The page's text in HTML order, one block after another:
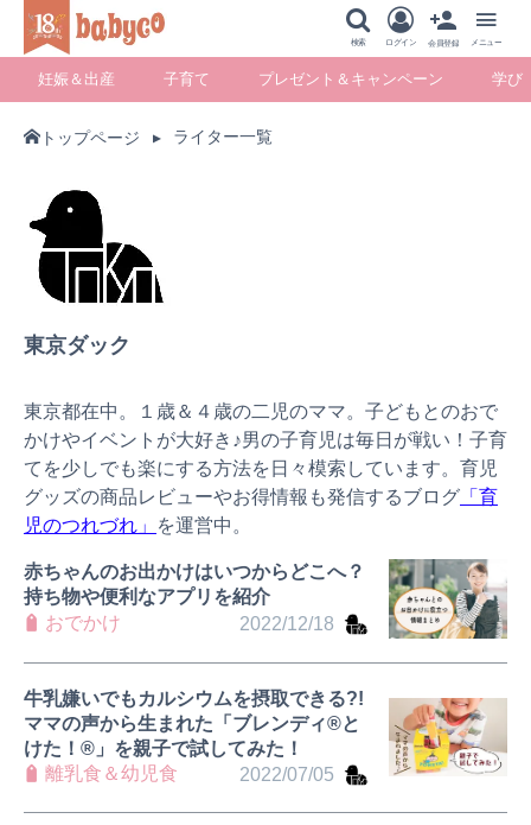
検索 ログイン 会員登録 メニュー
妊娠＆出産 子育て プレゼント＆キャンペーン 学び
トップページ ライター一覧
東京ダック
東京都在中。１歳＆４歳の二児のママ。子どもとのおで
かけやイベントが大好き♪男の子育児は毎日が戦い！子育
てを少しでも楽にする方法を日々模索しています。育児
グッズの商品レビューやお得情報も発信するブログ 「育
児のつれづれ」
を運営中。
2022/12/18
赤ちゃんのお出かけはいつからどこへ？
持ち物や便利なアプリを紹介
おでかけ
2022/07/05
牛乳嫌いでもカルシウムを摂取できる?!
ママの声から生まれた「ブレンディ®️と
けた！®️」を親子で試してみた！
離乳食＆幼児食